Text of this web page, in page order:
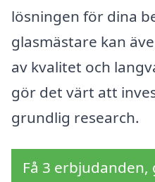
lösningen för dina
glasmästare kan
av kvalitet och
gör det värt att
grundlig research.
Få 3